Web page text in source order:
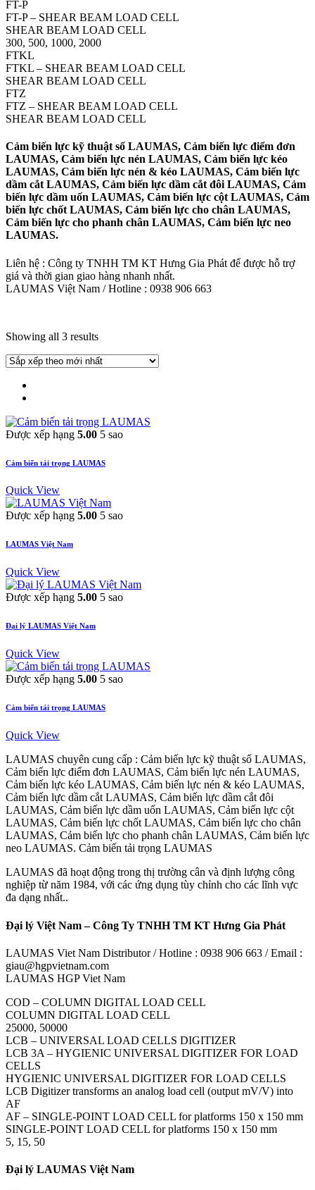
FT-P
FT-P – SHEAR BEAM LOAD CELL
SHEAR BEAM LOAD CELL
300, 500, 1000, 2000
FTKL
FTKL – SHEAR BEAM LOAD CELL
SHEAR BEAM LOAD CELL
FTZ
FTZ – SHEAR BEAM LOAD CELL
SHEAR BEAM LOAD CELL
Cảm biến lực kỹ thuật số LAUMAS, Cảm biến lực điểm đơn
LAUMAS, Cảm biến lực nén LAUMAS, Cảm biến lực kéo
LAUMAS, Cảm biến lực nén & kéo LAUMAS, Cảm biến lực
dầm cắt LAUMAS, Cảm biến lực dầm cắt đôi LAUMAS, Cảm
biến lực dầm uốn LAUMAS, Cảm biến lực cột LAUMAS, Cảm
biến lực chốt LAUMAS, Cảm biến lực cho chân LAUMAS,
Cảm biến lực cho phanh chân LAUMAS, Cảm biến lực neo
LAUMAS.
Liên hệ : Công ty TNHH TM KT Hưng Gia Phát để được hỗ trợ
giá và thời gian giao hàng nhanh nhất.
LAUMAS Việt Nam / Hotline : 0938 906 663
Showing all 3 results
Được xếp hạng 5.00 5 sao
Cảm biến tải trọng LAUMAS
Quick View
Được xếp hạng 5.00 5 sao
LAUMAS Việt Nam
Quick View
Được xếp hạng 5.00 5 sao
Đại lý LAUMAS Việt Nam
Quick View
Được xếp hạng 5.00 5 sao
Cảm biến tải trọng LAUMAS
Quick View
LAUMAS chuyên cung cấp : Cảm biến lực kỹ thuật số LAUMAS,
Cảm biến lực điểm đơn LAUMAS, Cảm biến lực nén LAUMAS,
Cảm biến lực kéo LAUMAS, Cảm biến lực nén & kéo LAUMAS,
Cảm biến lực dầm cắt LAUMAS, Cảm biến lực dầm cắt đôi
LAUMAS, Cảm biến lực dầm uốn LAUMAS, Cảm biến lực cột
LAUMAS, Cảm biến lực chốt LAUMAS, Cảm biến lực cho chân
LAUMAS, Cảm biến lực cho phanh chân LAUMAS, Cảm biến lực
neo LAUMAS. Cảm biến tải trọng LAUMAS
LAUMAS đã hoạt động trong thị trường cân và định lượng công
nghiệp từ năm 1984, với các ứng dụng tùy chỉnh cho các lĩnh vực
đa dạng nhất..
Đại lý Việt Nam – Công Ty TNHH TM KT Hưng Gia Phát
LAUMAS Viet Nam Distributor / Hotline : 0938 906 663 / Email :
giau@hgpvietnam.com
LAUMAS HGP Viet Nam
COD – COLUMN DIGITAL LOAD CELL
COLUMN DIGITAL LOAD CELL
25000, 50000
LCB – UNIVERSAL LOAD CELLS DIGITIZER
LCB 3A – HYGIENIC UNIVERSAL DIGITIZER FOR LOAD
CELLS
HYGIENIC UNIVERSAL DIGITIZER FOR LOAD CELLS
LCB Digitizer transforms an analog load cell (output mV/V) into
AF
AF – SINGLE-POINT LOAD CELL for platforms 150 x 150 mm
SINGLE-POINT LOAD CELL for platforms 150 x 150 mm
5, 15, 50
Đại lý LAUMAS Việt Nam